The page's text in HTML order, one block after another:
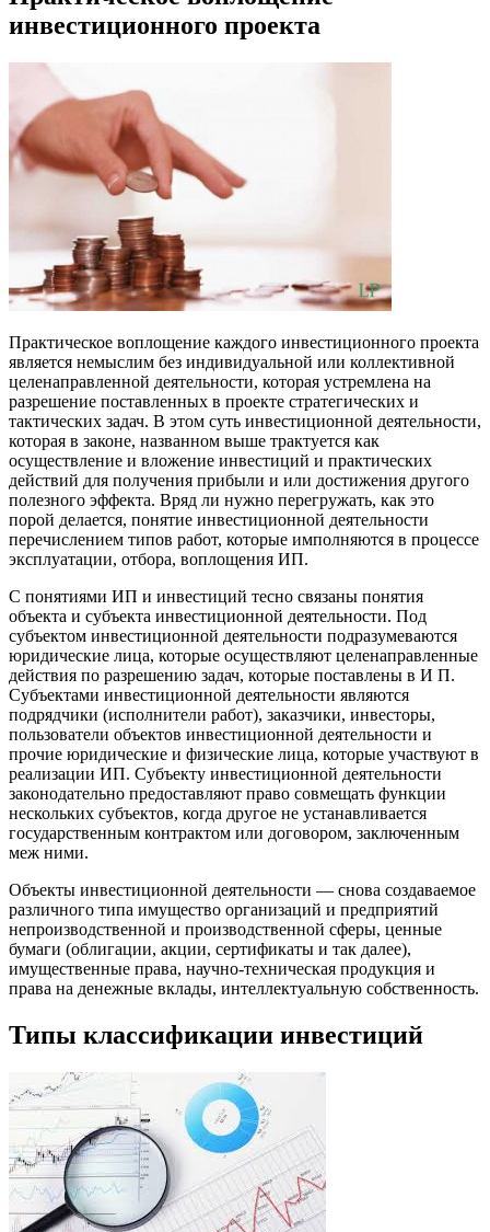
инвестиционного проекта
Практическое воплощение каждого инвестиционного проекта
является немыслим без индивидуальной или коллективной
целенаправленной деятельности, которая устремлена на
разрешение поставленных в проекте стратегических и
тактических задач. В этом суть инвестиционной деятельности,
которая в законе, названном выше трактуется как
осуществление и вложение инвестиций и практических
действий для получения прибыли и или достижения другого
полезного эффекта. Вряд ли нужно перегружать, как это
порой делается, понятие инвестиционной деятельности
перечислением типов работ, которые имполняются в процессе
эксплуатации, отбора, воплощения ИП.
С понятиями ИП и инвестиций тесно связаны понятия
объекта и субъекта инвестиционной деятельности. Под
субъектом инвестиционной деятельности подразумеваются
юридические лица, которые осуществляют целенаправленные
действия по разрешению задач, которые поставлены в И П.
Субъектами инвестиционной деятельности являются
подрядчики (исполнители работ), заказчики, инвесторы,
пользователи объектов инвестиционной деятельности и
прочие юридические и физические лица, которые участвуют в
реализации ИП. Субъекту инвестиционной деятельности
законодательно предоставляют право совмещать функции
нескольких субъектов, когда другое не устанавливается
государственным контрактом или договором, заключенным
меж ними.
Объекты инвестиционной деятельности — снова создаваемое
различного типа имущество организаций и предприятий
непроизводственной и производственной сферы, ценные
бумаги (облигации, акции, сертификаты и так далее),
имущественные права, научно-техническая продукция и
права на денежные вклады, интеллектуальную собственность.
Типы классификации инвестиций